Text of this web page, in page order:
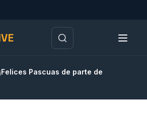
¡Felices Pascuas de parte de